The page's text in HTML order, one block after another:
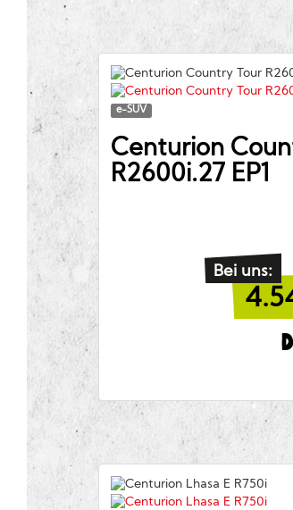
e-SUV
Centurion
R2600i.27 EP1
Bei uns: